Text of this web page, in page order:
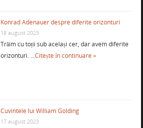
Konrad Adenauer despre diferite orizonturi
18 august 2023
Trăim cu toții sub același cer, dar avem diferite
orizonturi. …Citește în continuare »
Cuvintele lui William Golding
17 august 2023